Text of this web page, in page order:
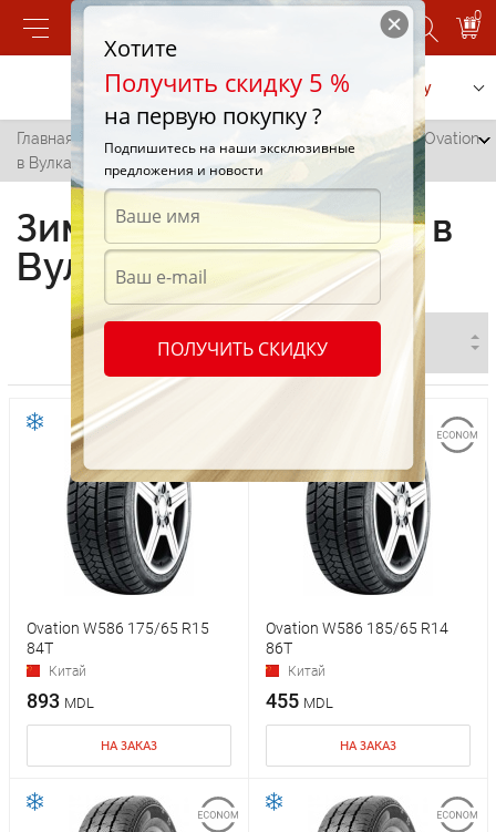
0
Позвонить Заказать услугу
Главная /
Зимние шины Ovation
в Вулканештах
Зимние шины Ovation в
Вулканештах
Ovation W586 175/65 R15
84T
Китай
893 MDL
НА ЗАКАЗ
Ovation W586 185/65 R14
86T
Китай
455 MDL
НА ЗАКАЗ
Хотите
Получить скидку 5 %
на первую покупку ?
Подпишитесь на наши эксклюзивные
предложения и новости
ПОЛУЧИТЬ СКИДКУ